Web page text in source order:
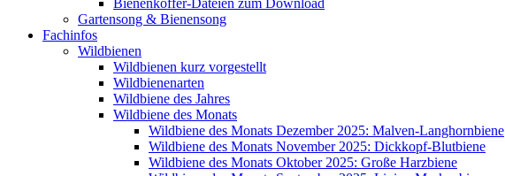
Bienenkoffer-Dateien zum Download
Gartensong & Bienensong
Fachinfos
Wildbienen
Wildbienen kurz vorgestellt
Wildbienenarten
Wildbiene des Jahres
Wildbiene des Monats
Wildbiene des Monats Dezember 2025: Malven-Langhornbiene
Wildbiene des Monats November 2025: Dickkopf-Blutbiene
Wildbiene des Monats Oktober 2025: Große Harzbiene